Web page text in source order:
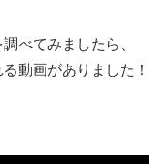
べてみましたら、
動画がありました！